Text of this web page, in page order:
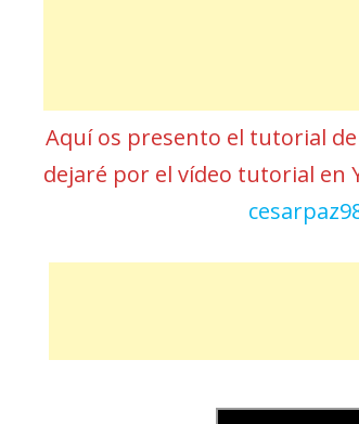
Aquí os presento el tutorial
dejaré por el vídeo tutorial en